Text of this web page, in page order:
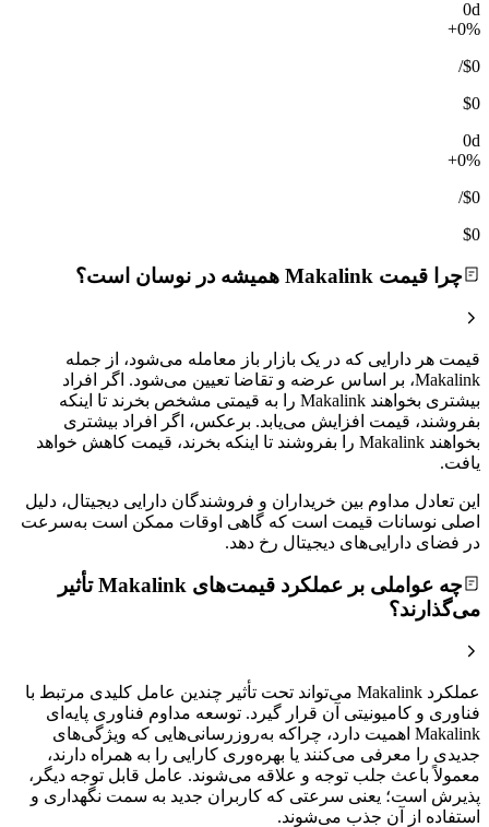
0d
+0%
$0
/
$0
0d
+0%
$0
/
$0
چرا قیمت Makalink همیشه در نوسان است؟
قیمت هر دارایی که در یک بازار باز معامله می‌شود، از جمله
Makalink، بر اساس عرضه و تقاضا تعیین می‌شود. اگر افراد
بیشتری بخواهند Makalink را به قیمتی مشخص بخرند تا اینکه
بفروشند، قیمت افزایش می‌یابد. برعکس، اگر افراد بیشتری
بخواهند Makalink را بفروشند تا اینکه بخرند، قیمت کاهش خواهد
یافت.
این تعادل مداوم بین خریداران و فروشندگان دارایی دیجیتال، دلیل
اصلی نوسانات قیمت است که گاهی اوقات ممکن است به‌سرعت
در فضای دارایی‌های دیجیتال رخ دهد.
چه عواملی بر عملکرد قیمت‌های Makalink تأثیر
می‌گذارند؟
عملکرد Makalink می‌تواند تحت تأثیر چندین عامل کلیدی مرتبط با
فناوری و کامیونیتی آن قرار گیرد. توسعه مداوم فناوری پایه‌ای
Makalink اهمیت دارد، چراکه به‌روزرسانی‌هایی که ویژگی‌های
جدیدی را معرفی می‌کنند یا بهره‌وری کارایی را به همراه دارند،
معمولاً باعث جلب توجه و علاقه‌ می‌شوند. عامل قابل توجه دیگر،
پذیرش است؛ یعنی سرعتی که کاربران جدید به سمت نگهداری و
استفاده از آن جذب می‌شوند.